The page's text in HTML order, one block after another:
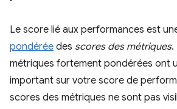
Le score lié aux performances est
pondérée des scores des métriques.
métriques fortement pondérées ont
important sur votre score de
scores des métriques ne sont pas